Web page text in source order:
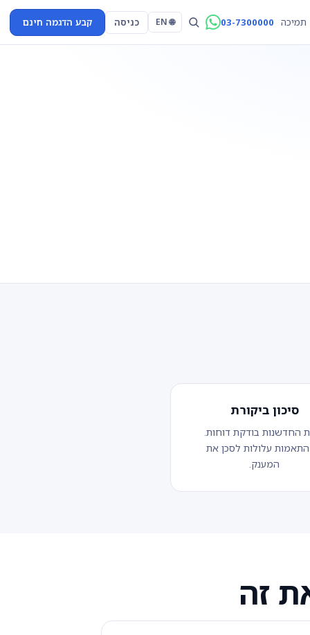
תמיכה 03-7300000
🌐 EN כניסה קבע הדגמה חינם
סיכון ביקורת
החדשנות בודקת דוחות.
עלולות לסכן את
המענק.